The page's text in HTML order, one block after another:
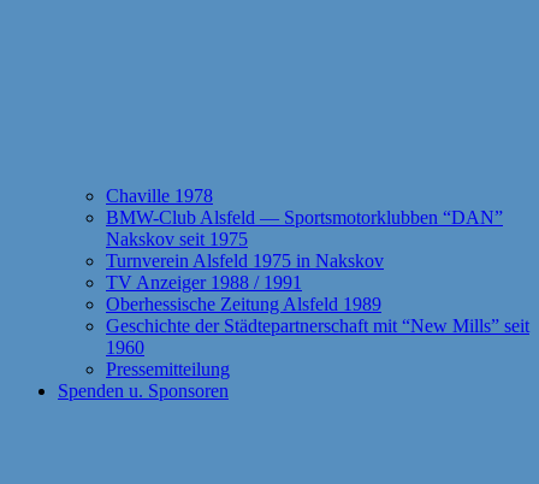
Chaville 1978
BMW-Club Alsfeld — Sportsmotorklubben “DAN”
Nakskov seit 1975
Turnverein Alsfeld 1975 in Nakskov
TV Anzeiger 1988 / 1991
Oberhessische Zeitung Alsfeld 1989
Geschichte der Städtepartnerschaft mit “New Mills” seit
1960
Pressemitteilung
Spenden u. Sponsoren